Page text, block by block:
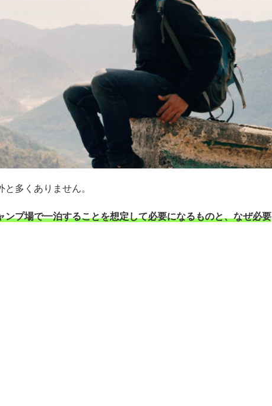
多くありません。
プ場で一泊することを想定して必要になるものと、なぜ必要